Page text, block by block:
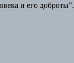
и его доброты”.